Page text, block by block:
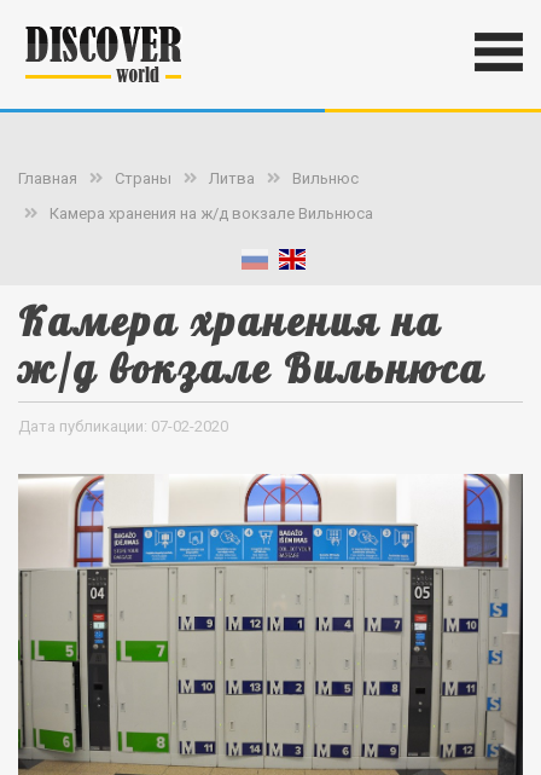
Главная Страны Литва
Вильнюс
Камера хранения на ж/д вокзале Вильнюса
Камера хранения на
ж/д вокзале Вильнюса
Дата публикации: 07-02-2020